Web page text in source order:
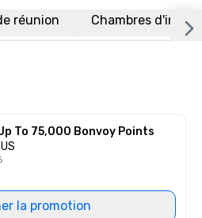
réunion Chambres
To 75,000 Bonvoy Points
la promotion